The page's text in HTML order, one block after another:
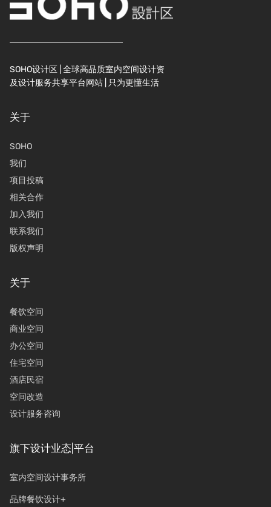
SOHO设计区 | 全球高品质室内空间设计资
及设计服务共享平台网站 | 只为更懂生活
关于
SOHO
我们
项目投稿
相关合作
加入我们
联系我们
版权声明
关于
餐饮空间
商业空间
办公空间
住宅空间
酒店民宿
空间改造
设计服务咨询
旗下设计业态|平台
室内空间设计事务所
品牌餐饮设计+